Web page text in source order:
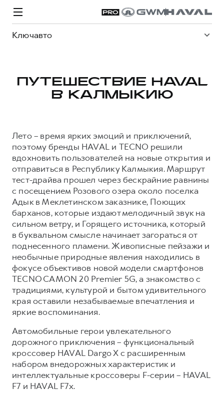
Ключавто
H3
от 2 499 000 ₽
H5
от 4 049 000 ₽
H7
от 3 799 000 ₽
H9
от 4 799 000 ₽
ВЫБОР И ПОКУПКА
Автомобили в наличии
Конфигуратор HAVAL
Аксессуары HAVAL
Каталоги и прайс-листы
Программа «HAVAL Защита+»
Тест-драйв
Трейд-ин
КРЕДИТ И СТРАХОВАНИЕ
Кредитный калькулятор
Кредит
КОРПОРАТИВНЫМ КЛИЕНТАМ
Для малого бизнеса
СЕРВИС
Все о сервисе
Запись на сервис
Моторное масло
Стоимость ТО
СЕРВИСНОЕ ОБСЛУЖИВАНИЕ
Нулевое ТО
Программа «Помощь на дороге»
Регламенты технического обслуживания
Электронный ПТС
ПОДДЕРЖКА
GWM Безопасность
Гарантия HAVAL
Мобильное приложение GWM
СПЕЦПРЕДЛОЖЕНИЯ
Покупателям
Владельцам
БРЕНД HAVAL
О бренде
Новости
О GWM
ИНФОРМАЦИЯ О ДИЛЕРЕ
О дилере
Наша команда
Контакты
ПУТЕШЕСТВИЕ HAVAL
В КАЛМЫКИЮ
Лето – время ярких эмоций и приключений,
поэтому бренды HAVAL и TECNO решили
вдохновить пользователей на новые открытия и
отправиться в Республику Калмыкия. Маршрут
тест-драйва прошел через бескрайние равнины
с посещением Розового озера около поселка
Адык в Меклетинском заказнике, Поющих
барханов, которые издают мелодичный звук на
сильном ветру, и Горящего источника, который
в буквальном смысле начинает загораться от
поднесенного пламени. Живописные пейзажи и
необычные природные явления находились в
фокусе объективов новой модели смартфонов
TECNO CAMON 20 Premier 5G, а знакомство с
традициями, культурой и бытом удивительного
края оставили незабываемые впечатления и
яркие воспоминания.
Автомобильные герои увлекательного
дорожного приключения – функциональный
кроссовер HAVAL Dargo X с расширенным
набором внедорожных характеристик и
интеллектуальные кроссоверы F-серии – HAVAL
F7 и HAVAL F7x.